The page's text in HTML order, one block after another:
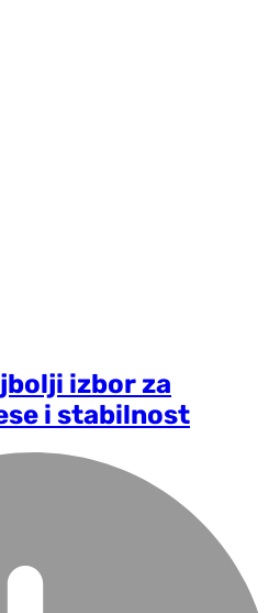
izbor za
i stabilnost